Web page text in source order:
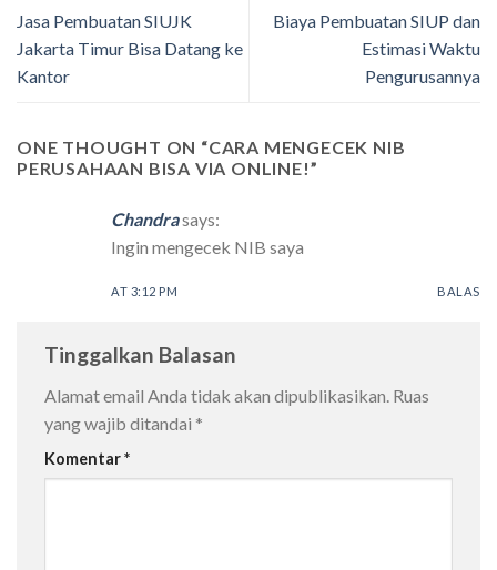
Jasa Pembuatan SIUJK
Jakarta Timur Bisa Datang ke
Kantor
Biaya Pembuatan SIUP dan
Estimasi Waktu
Pengurusannya
ONE THOUGHT ON “CARA MENGECEK NIB
PERUSAHAAN BISA VIA ONLINE!”
Chandrasays:
Ingin mengecek NIB saya
AT 3:12 PM BALAS
Tinggalkan Balasan
Alamat email Anda tidak akan dipublikasikan. Ruas
yang wajib ditandai *
Komentar*